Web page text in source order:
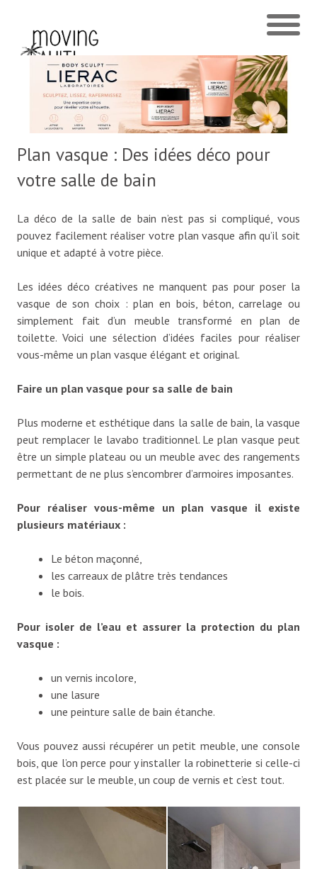
Plan vasque : Des idées déco pour
votre salle de bain
La déco de la salle de bain n’est pas si compliqué, vous
pouvez facilement réaliser votre plan vasque afin qu’il soit
unique et adapté à votre pièce.
Les idées déco créatives ne manquent pas pour poser la
vasque de son choix : plan en bois, béton, carrelage ou
simplement fait d’un meuble transformé en plan de
toilette. Voici une sélection d’idées faciles pour réaliser
vous-même un plan vasque élégant et original.
Faire un plan vasque pour sa salle de bain
Plus moderne et esthétique dans la salle de bain, la vasque
peut remplacer le lavabo traditionnel. Le plan vasque peut
être un simple plateau ou un meuble avec des rangements
permettant de ne plus s’encombrer d’armoires imposantes.
Pour réaliser vous-même un plan vasque il existe
plusieurs matériaux :
Le béton maçonné,
les carreaux de plâtre très tendances
le bois.
Pour isoler de l’eau et assurer la protection du plan
vasque :
un vernis incolore,
une lasure
une peinture salle de bain étanche.
Vous pouvez aussi récupérer un petit meuble, une console
bois, que l’on perce pour y installer la robinetterie si celle-ci
est placée sur le meuble, un coup de vernis et c’est tout.